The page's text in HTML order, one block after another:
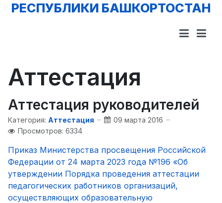
РЕСПУБЛИКИ БАШКОРТОСТАН
Аттестация
Аттестация руководителей
Категория: Аттестация
09 марта 2016
Просмотров: 6334
Приказ Министерства просвещения Российской
Федерации от 24 марта 2023 года №196 «Об
утверждении Порядка проведения аттестации
педагогических работников организаций,
осуществляющих образовательную